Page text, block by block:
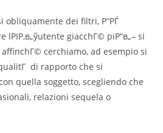
obliquamente dei filtri, Р“РЃ
giacchГ© piР“в„– si
affinchГ© cerchiamo, ad esempio si
di rapporto che si
quella soggetto, scegliendo che
relazioni sequela o